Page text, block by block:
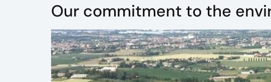
Our commitment to the